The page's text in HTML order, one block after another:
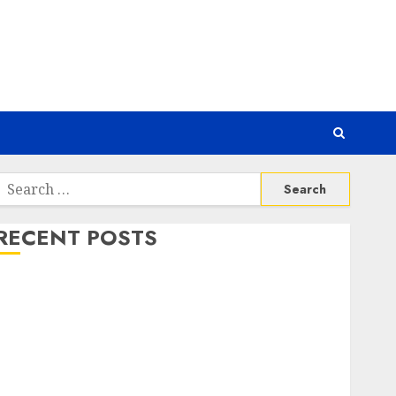
Search
POSTS